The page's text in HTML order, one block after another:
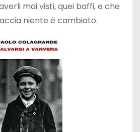
mai visti, quei baffi, e che
niente è cambiato.